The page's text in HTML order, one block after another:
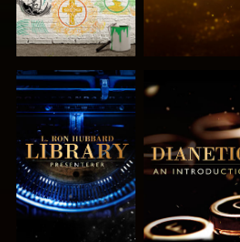
UTFORSK
SERIEN
UTFORSK
SERIEN